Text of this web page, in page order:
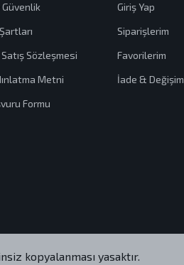
Sözleşmesi
Metni
Formu
Giriş Yap
Siparişlerim
Favorilerim
İade & Değişim
kopyalanması yasaktır.